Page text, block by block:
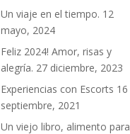
Un viaje en el tiempo. 12
mayo, 2024
Feliz 2024! Amor, risas y
alegría. 27 diciembre, 2023
Experiencias con Escorts 16
septiembre, 2021
Un viejo libro, alimento para